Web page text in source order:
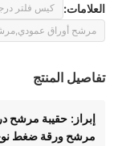
العلامات:
كيس فلتر
مرشح أوراق
تفاصيل المنتج
إبراز: حقيبة مرشح
مرشح ورقة ضغط